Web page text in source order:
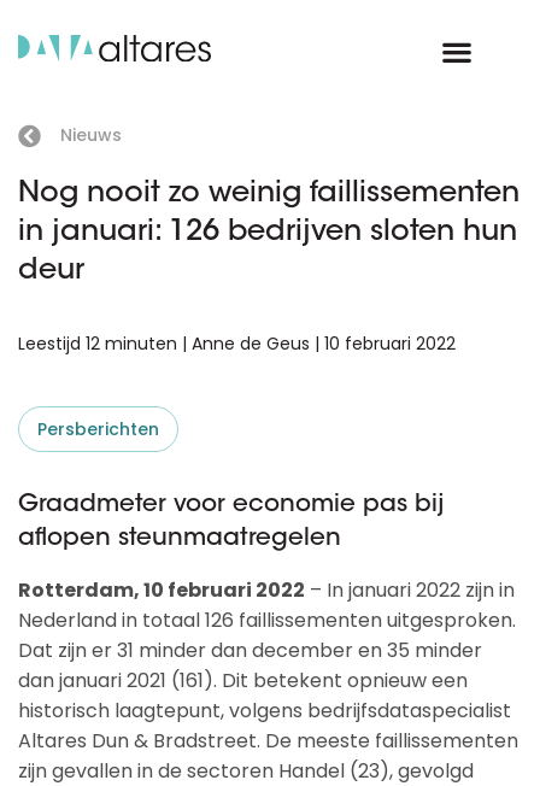
Nieuws
Nog nooit zo weinig faillissementen
in januari: 126 bedrijven sloten hun
deur
Leestijd 12 minuten | Anne de Geus | 10 februari 2022
Persberichten
Graadmeter voor economie pas bij
aflopen steunmaatregelen
Rotterdam, 10 februari 2022 – In januari 2022 zijn in
Nederland in totaal 126 faillissementen uitgesproken.
Dat zijn er 31 minder dan december en 35 minder
dan januari 2021 (161). Dit betekent opnieuw een
historisch laagtepunt, volgens bedrijfsdataspecialist
Altares Dun & Bradstreet. De meeste faillissementen
zijn gevallen in de sectoren Handel (23), gevolgd